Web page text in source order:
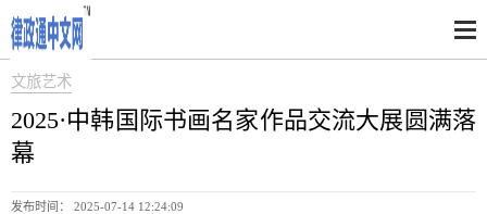
文旅艺术
2025·中韩国际书画名家作品交流大展圆满落
幕
发布时间： 2025-07-14 12:24:09